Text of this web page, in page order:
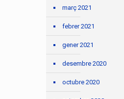
març 2021
febrer 2021
gener 2021
desembre 2020
octubre 2020